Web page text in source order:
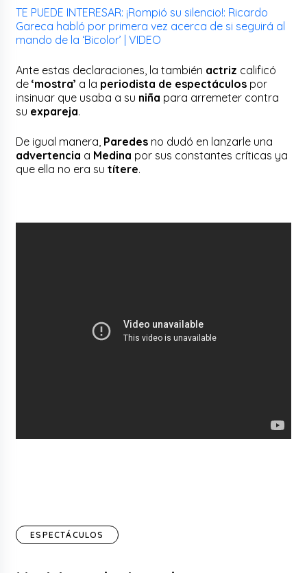
TE PUEDE INTERESAR: ¡Rompió su silencio!: Ricardo
Gareca habló por primera vez acerca de si seguirá al
mando de la ‘Bicolor’ | VIDEO
Ante estas declaraciones, la también actriz calificó
de‘mostra’ a la periodista de espectáculos por
insinuar que usaba a su niña para arremeter contra
su expareja.
De igual manera, Paredes no dudó en lanzarle una
advertencia a Medina por sus constantes críticas ya
que ella no era sutítere.
ESPECTÁCULOS